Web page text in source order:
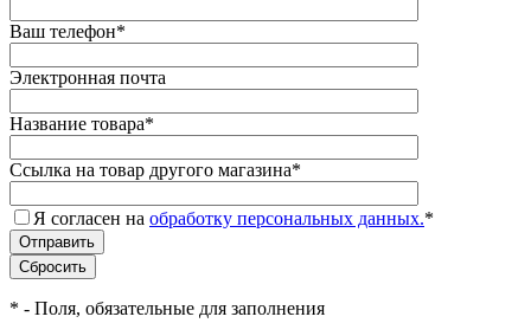
Ваш телефон*
Электронная почта
Название товара*
Ссылка на товар другого магазина*
Я согласен на обработку персональных данных.*
* - Поля, обязательные для заполнения